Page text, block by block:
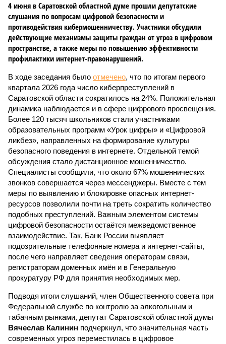
4 июня в Саратовской областной думе прошли депутатские
слушания по вопросам цифровой безопасности и
противодействия кибермошенничеству. Участники обсудили
действующие механизмы защиты граждан от угроз в цифровом
пространстве, а также меры по повышению эффективности
профилактики интернет-правонарушений.
В ходе заседания было отмечено, что по итогам первого
квартала 2026 года число киберпреступлений в
Саратовской области сократилось на 24%. Положительная
динамика наблюдается и в сфере цифрового просвещения.
Более 120 тысяч школьников стали участниками
образовательных программ «Урок цифры» и «Цифровой
ликбез», направленных на формирование культуры
безопасного поведения в интернете. Отдельной темой
обсуждения стало дистанционное мошенничество.
Специалисты сообщили, что около 67% мошеннических
звонков совершается через мессенджеры. Вместе с тем
меры по выявлению и блокировке опасных интернет-
ресурсов позволили почти на треть сократить количество
подобных преступлений. Важным элементом системы
цифровой безопасности остаётся межведомственное
взаимодействие. Так, Банк России выявляет
подозрительные телефонные номера и интернет-сайты,
после чего направляет сведения операторам связи,
регистраторам доменных имён и в Генеральную
прокуратуру РФ для принятия необходимых мер.
Подводя итоги слушаний, член Общественного совета при
Федеральной службе по контролю за алкогольным и
табачным рынками, депутат Саратовской областной думы
Вячеслав Калинин подчеркнул, что значительная часть
современных угроз переместилась в цифровое